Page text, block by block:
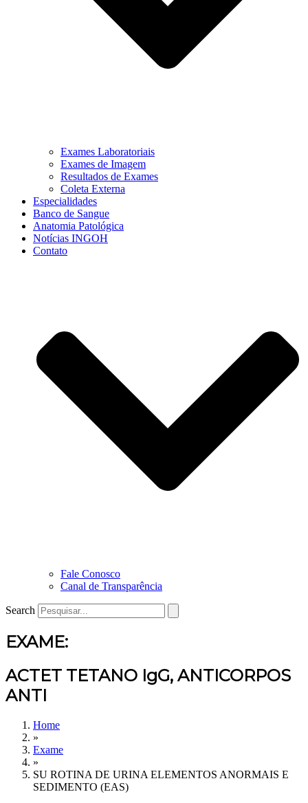
Exames Laboratoriais
Exames de Imagem
Resultados de Exames
Coleta Externa
Especialidades
Banco de Sangue
Anatomia Patológica
Notícias INGOH
Contato
Fale Conosco
Canal de Transparência
Search
EXAME:
ACTET TETANO IgG, ANTICORPOS
ANTI
Home
»
Exame
»
SU ROTINA DE URINA ELEMENTOS ANORMAIS E
SEDIMENTO (EAS)